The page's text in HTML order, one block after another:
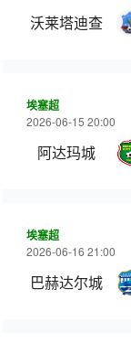
沃莱塔迪查
埃塞超
2026-06-15 20:00
阿达玛城
埃塞超
2026-06-16 21:00
巴赫达尔城